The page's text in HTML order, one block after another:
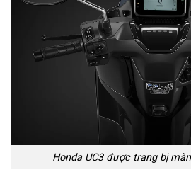
Honda UC3 được trang bị